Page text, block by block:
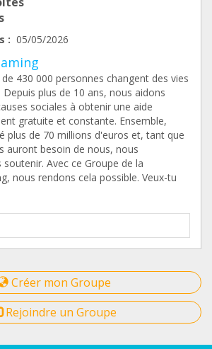
: 05/05/2026
430 000 personnes changent des vies
plus de 10 ans, nous aidons
sociales à obtenir une aide
gratuite et constante. Ensemble,
plus de 70 millions d'euros et, tant que
auront besoin de nous, nous
Avec ce Groupe de la
nous rendons cela possible. Veux-tu
Créer mon Groupe
Rejoindre un Groupe